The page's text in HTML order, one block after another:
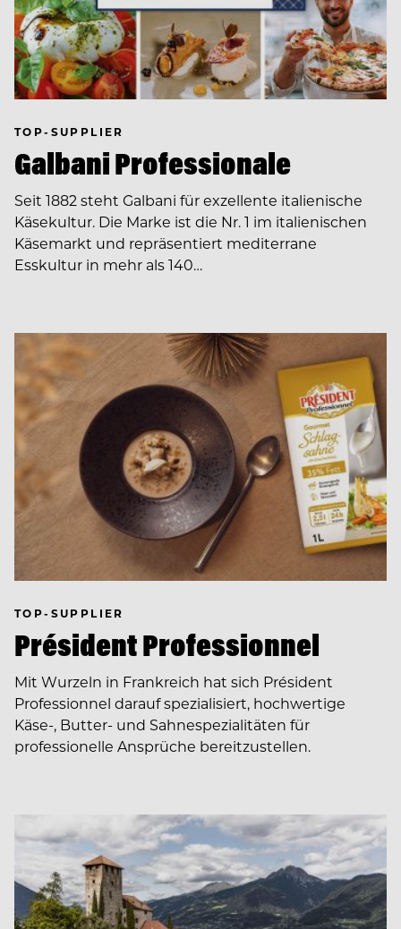
TOP-SUPPLIER
Galbani Professionale
Seit 1882 steht Galbani für exzellente italienische
Käsekultur. Die Marke ist die Nr. 1 im italienischen
Käsemarkt und repräsentiert mediterrane
Esskultur in mehr als 140…
TOP-SUPPLIER
Président Professionnel
Mit Wurzeln in Frankreich hat sich Président
Professionnel darauf spezialisiert, hochwertige
Käse-, Butter- und Sahnespezialitäten für
professionelle Ansprüche bereitzustellen.